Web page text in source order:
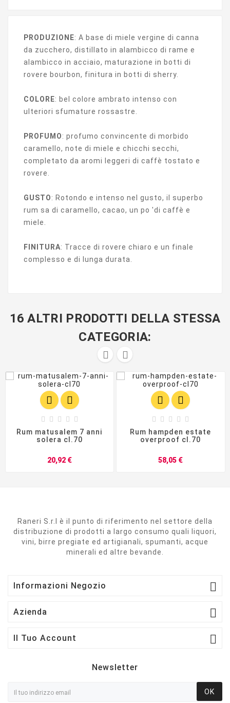
PRODUZIONE: A base di miele vergine di canna
da zucchero, distillato in alambicco di rame e
alambicco in acciaio, maturazione in botti di
rovere bourbon, finitura in botti di sherry.
COLORE: bel colore ambrato intenso con
ulteriori sfumature rossastre.
PROFUMO: profumo convincente di morbido
caramello, note di miele e chicchi secchi,
completato da aromi leggeri di caffè tostato e
rovere.
GUSTO: Rotondo e intenso nel gusto, il superbo
rum sa di caramello, cacao, un po 'di caffè e
miele.
FINITURA: Tracce di rovere chiaro e un finale
complesso e di lunga durata.
16 ALTRI PRODOTTI DELLA STESSA
CATEGORIA:
 
 
    
Rum matusalem 7 anni
solera cl.70
20,92 €Prezzo
 
    
Rum hampden estate
overproof cl.70
58,05 €Prezzo
Raneri S.r.l è il punto di riferimento nel settore della
distribuzione di prodotti a largo consumo quali liquori,
vini, birre pregiate ed artigianali, spumanti, acque
minerali ed altre bevande.
Informazioni Negozio 
Azienda 
Il Tuo Account 
Newsletter
OK